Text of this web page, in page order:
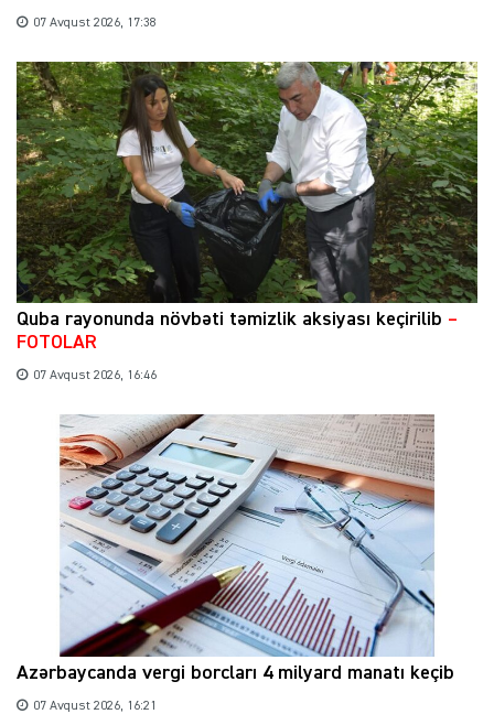
07 Avqust 2026, 17:38
Quba rayonunda növbəti təmizlik aksiyası keçirilib –
FOTOLAR
07 Avqust 2026, 16:46
Azərbaycanda vergi borcları 4 milyard manatı keçib
07 Avqust 2026, 16:21